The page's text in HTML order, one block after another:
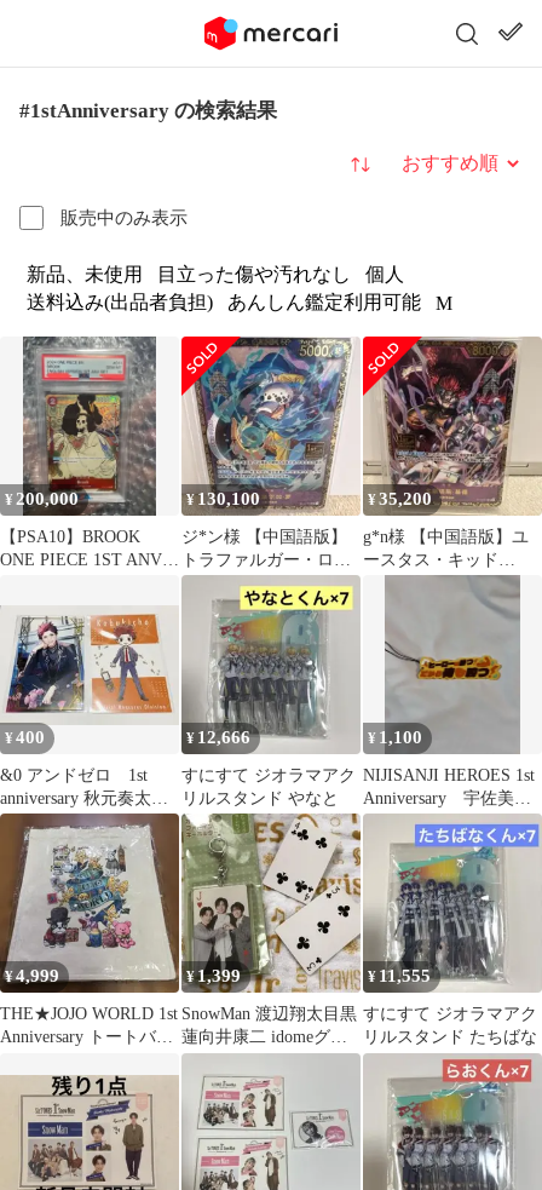
#1stAnniversary の検索結果
販売中のみ表示
並び替え
新品、未使用 目立った傷や汚れなし
個人
送料込み(出品者負担)
あんしん鑑定利用可能 M
¥ 200,000
【PSA10】BROOK
ONE PIECE 1ST ANV
¥130,100
ジ*ン様 【中国語版】
トラファルガー・ロー
SR 1stAnniversary
¥35,200
g*n様 【中国語版】ユ
ースタス・キッド
¥400
&0 アンドゼロ 1st
anniversary 秋元奏太
ポストカード
¥ 12,666
すにすて ジオラマアク
リルスタンド やなと
¥ 1,100
NIJISANJI HEROES 1st
Anniversary 宇佐美リ
ト
¥4,999
THE★JOJO WORLD 1st
Anniversary トートバッ
¥1,399
SnowMan 渡辺翔太目黒
蓮向井康二 idomeグッ
ズ トランプキーホルダ
¥ 11,555
すにすて ジオラマアク
リルスタンド たちばな